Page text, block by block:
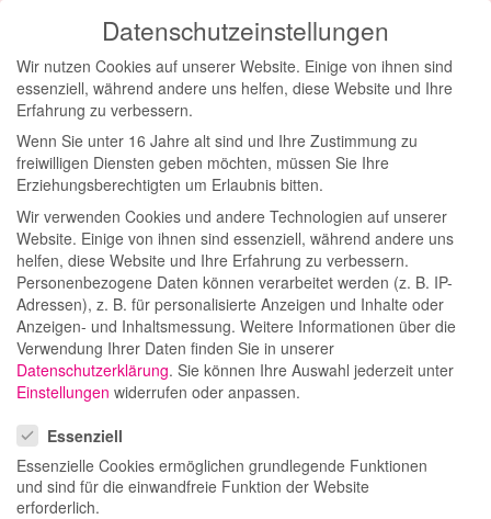
PR &
Social
Media
Die Agentur
Datenschutzeinstellungen
Wir nutzen Cookies auf unserer Website. Einige von ihnen sind
essenziell, während andere uns helfen, diese Website und Ihre
Erfahrung zu verbessern.
Wenn Sie unter 16 Jahre alt sind und Ihre Zustimmung zu
freiwilligen Diensten geben möchten, müssen Sie Ihre
Erziehungsberechtigten um Erlaubnis bitten.
Wir verwenden Cookies und andere Technologien auf unserer
Website. Einige von ihnen sind essenziell, während andere uns
helfen, diese Website und Ihre Erfahrung zu verbessern.
Personenbezogene Daten können verarbeitet werden (z. B. IP-
Adressen), z. B. für personalisierte Anzeigen und Inhalte oder
Anzeigen- und Inhaltsmessung. Weitere Informationen über die
Verwendung Ihrer Daten finden Sie in unserer
Datenschutzerklärung. Sie können Ihre Auswahl jederzeit unter
Einstellungen widerrufen oder anpassen.
Essenziell
Essenzielle Cookies ermöglichen grundlegende Funktionen
und sind für die einwandfreie Funktion der Website
erforderlich.